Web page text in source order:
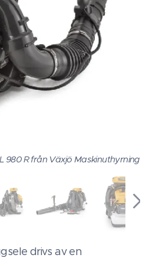
980 R från Växjö Maskinuthyrning
drivs av en